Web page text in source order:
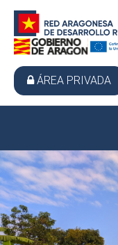
ÁREA PRIVADA